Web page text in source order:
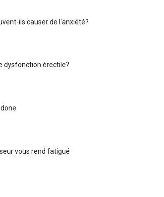
ils causer de l'anxiété?
dysfonction érectile?
vous rend fatigué